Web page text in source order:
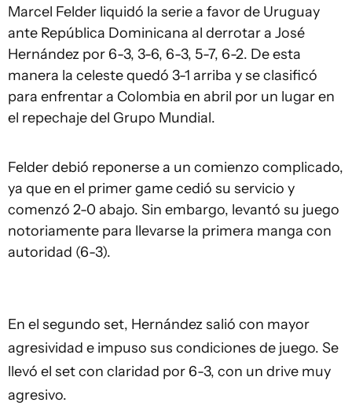
Marcel Felder liquidó la serie a favor de Uruguay
ante República Dominicana al derrotar a José
Hernández por 6-3, 3-6, 6-3, 5-7, 6-2. De esta
manera la celeste quedó 3-1 arriba y se clasificó
para enfrentar a Colombia en abril por un lugar en
el repechaje del Grupo Mundial.
Felder debió reponerse a un comienzo complicado,
ya que en el primer game cedió su servicio y
comenzó 2-0 abajo. Sin embargo, levantó su juego
notoriamente para llevarse la primera manga con
autoridad (6-3).
En el segundo set, Hernández salió con mayor
agresividad e impuso sus condiciones de juego. Se
llevó el set con claridad por 6-3, con un drive muy
agresivo.